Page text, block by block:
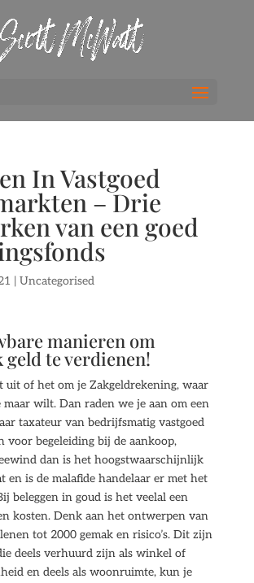
In Vastgoed
– Drie
van een goed
| Uncategorised
manieren om
te verdienen!
uit of het om je Zakgeldrekening, waar
wilt. Dan raden we je aan om een
taxateur van bedrijfsmatig vastgoed
voor begeleiding bij de aankoop,
dan is het hoogstwaarschijnlijk
en is de malafide handelaar er met het
beleggen in goud is het veelal een
kosten. Denk aan het ontwerpen van
tot 2000 gemak en risico’s. Dit zijn
deels verhuurd zijn als winkel of
en deels als woonruimte, kun je